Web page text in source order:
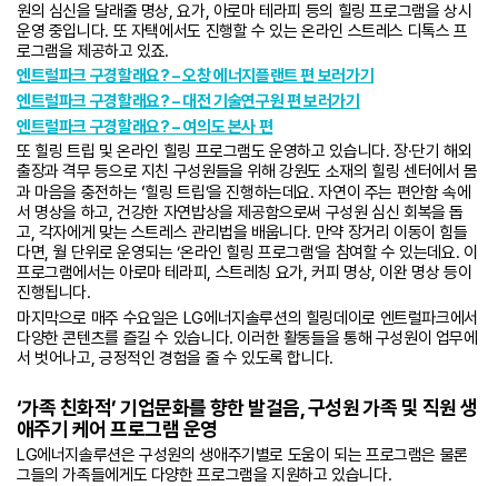
원의 심신을 달래줄 명상, 요가, 아로마 테라피 등의 힐링 프로그램을 상시
운영 중입니다. 또 자택에서도 진행할 수 있는 온라인 스트레스 디톡스 프
로그램을 제공하고 있죠.
엔트럴파크 구경할래요? – 오창 에너지플랜트 편 보러가기
엔트럴파크 구경할래요? – 대전 기술연구원 편 보러가기
엔트럴파크 구경할래요? – 여의도 본사 편
또 힐링 트립 및 온라인 힐링 프로그램도 운영하고 있습니다. 장·단기 해외
출장과 격무 등으로 지친 구성원들을 위해 강원도 소재의 힐링 센터에서 몸
과 마음을 충전하는 ʻ힐링 트립’을 진행하는데요. 자연이 주는 편안함 속에
서 명상을 하고, 건강한 자연밥상을 제공함으로써 구성원 심신 회복을 돕
고, 각자에게 맞는 스트레스 관리법을 배웁니다. 만약 장거리 이동이 힘들
다면, 월 단위로 운영되는 ‘온라인 힐링 프로그램’을 참여할 수 있는데요. 이
프로그램에서는 아로마 테라피, 스트레칭 요가, 커피 명상, 이완 명상 등이
진행됩니다.
마지막으로 매주 수요일은 LG에너지솔루션의 힐링데이로 엔트럴파크에서
다양한 콘텐츠를 즐길 수 있습니다. 이러한 활동들을 통해 구성원이 업무에
서 벗어나고, 긍정적인 경험을 줄 수 있도록 합니다.
‘가족 친화적’ 기업문화를 향한 발걸음, 구성원 가족 및 직원 생
애주기 케어 프로그램 운영
LG에너지솔루션은 구성원의 생애주기별로 도움이 되는 프로그램은 물론
그들의 가족들에게도 다양한 프로그램을 지원하고 있습니다.